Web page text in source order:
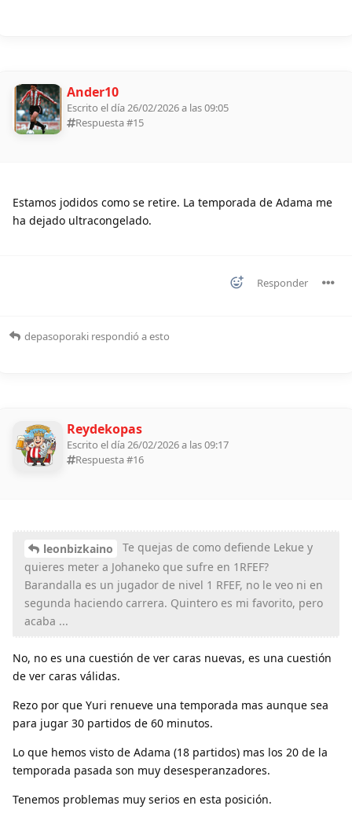
Ander10
Escrito el día 26/02/2026 a las 09:05
Respuesta #15
Estamos jodidos como se retire. La temporada de Adama me
ha dejado ultracongelado.
Responder
depasoporaki respondió a esto
Reydekopas
Escrito el día 26/02/2026 a las 09:17
Respuesta #16
leonbizkaino
Te quejas de como defiende Lekue y
quieres meter a Johaneko que sufre en 1RFEF?
Barandalla es un jugador de nivel 1 RFEF, no le veo ni en
segunda haciendo carrera. Quintero es mi favorito, pero
acaba ...
No, no es una cuestión de ver caras nuevas, es una cuestión
de ver caras válidas.
Rezo por que Yuri renueve una temporada mas aunque sea
para jugar 30 partidos de 60 minutos.
Lo que hemos visto de Adama (18 partidos) mas los 20 de la
temporada pasada son muy desesperanzadores.
Tenemos problemas muy serios en esta posición.